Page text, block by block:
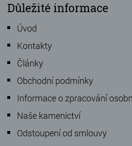
Důležité informace
Úvod
Kontakty
Články
Obchodní podmínky
Informace o zpracování
Naše kamenictví
Odstoupení od smlouvy